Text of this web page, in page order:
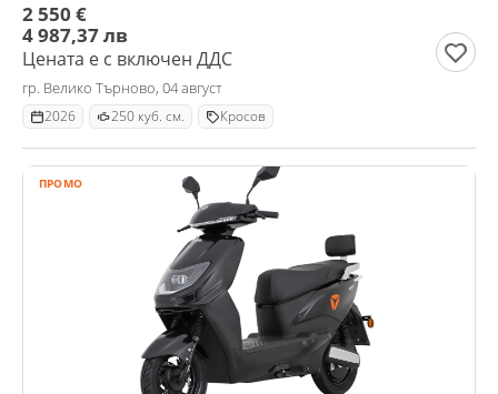
2 550 €
4 987,37 лв
Цената е с включен ДДС
гр. Велико Търново, 04 август
2026 250 куб. см. Кросов
ПРОМО